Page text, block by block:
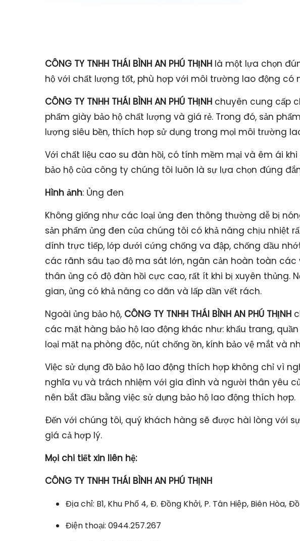
CÔNG TY TNHH THÁI BÌNH AN PHÚ THỊNH là một lựa chọn
hộ với chất lượng tốt, phù hợp với môi trường lao động có
CÔNG TY TNHH THÁI BÌNH AN PHÚ THỊNH chuyên cung cấp
phẩm giày bảo hộ chất lượng và giá rẻ. Trong đó, sản
lượng siêu bền, thích hợp sử dụng trong mọi môi trường
Với chất liệu cao su đàn hồi, có tính mềm mại và êm ái
bảo hộ của công ty chúng tôi luôn là sự lựa chọn đúng
Hình ảnh: Ủng đen
Không giống như các loại ủng đen thông thường dễ bị
sản phẩm ủng đen của chúng tôi có khả năng chịu nhiệt
dính trực tiếp, lớp dưới cứng chống va đập, chống dầu
các rãnh sâu tạo độ ma sát lớn, ngăn cản hoàn toàn các
thân ủng có độ đàn hồi cực cao, rất ít khi bị xuyên thủng.
gian, ủng có khả năng co dãn và lấp dần vết rách.
Ngoài ủng bảo hộ, CÔNG TY TNHH THÁI BÌNH AN PHÚ THỊNH
các mặt hàng bảo hộ lao động khác như: khẩu trang,
loại mặt nạ phòng độc, nút chống ồn, kính bảo vệ mắt và
Việc sử dụng đồ bảo hộ lao động thích hợp không chỉ vì
nghĩa vụ và trách nhiệm với gia đình và người thân yêu
nên bắt đầu bằng việc sử dụng bảo hộ lao động thích hợp.
Đến với chúng tôi, quý khách hàng sẽ được hài lòng với
giá cả hợp lý.
Mọi chi tiết xin liên hệ:
CÔNG TY TNHH THÁI BÌNH AN PHÚ THỊNH
Địa chỉ: B1, Khu Phố 4, Đ. Đồng Khởi, P. Tân Hiệp, Biên Hòa,
Điện thoại: 0944.257.267